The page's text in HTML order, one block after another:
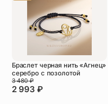
Браслет черная нить «Агнец»
серебро с позолотой
2 993 ₽
3 480₽